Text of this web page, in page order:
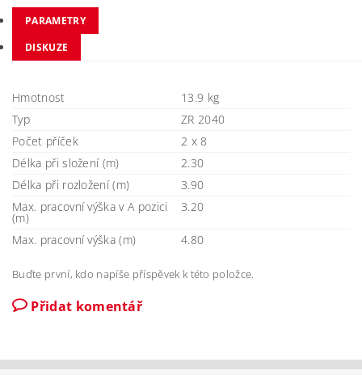
PARAMETRY
DISKUZE
Hmotnost
13.9 kg
Typ
ZR 2040
Počet příček
2 x 8
Délka při složení (m)
2.30
Délka při rozložení (m)
3.90
Max. pracovní výška v A pozici
(m)
3.20
Max. pracovní výška (m) 4.80
Buďte první, kdo napíše příspěvek k této položce.
Přidat komentář